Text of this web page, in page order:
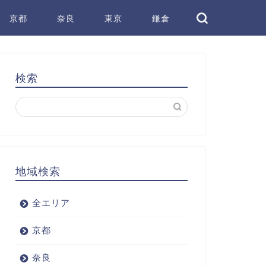
京都 奈良 東京 鎌倉
検索
地域検索
全エリア
京都
奈良